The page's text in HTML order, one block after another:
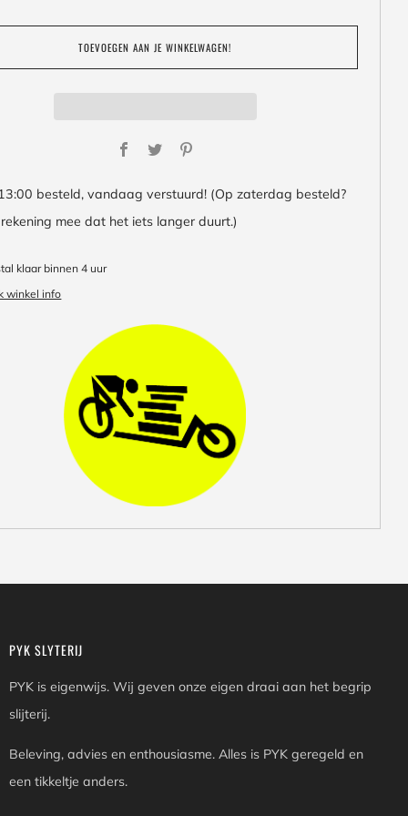
TOEVOEGEN AAN JE WINKELWAGEN!
Facebook
Twitter
besteld, vandaag verstuurd! (Op zaterdag besteld?
mee dat het iets langer duurt.)
klaar binnen 4 uur
winkel info
PYK SLYTERIJ
PYK is eigenwijs. Wij geven onze eigen draai aan het begrip
slijterij.
Beleving, advies en enthousiasme. Alles is PYK geregeld en
een tikkeltje anders.